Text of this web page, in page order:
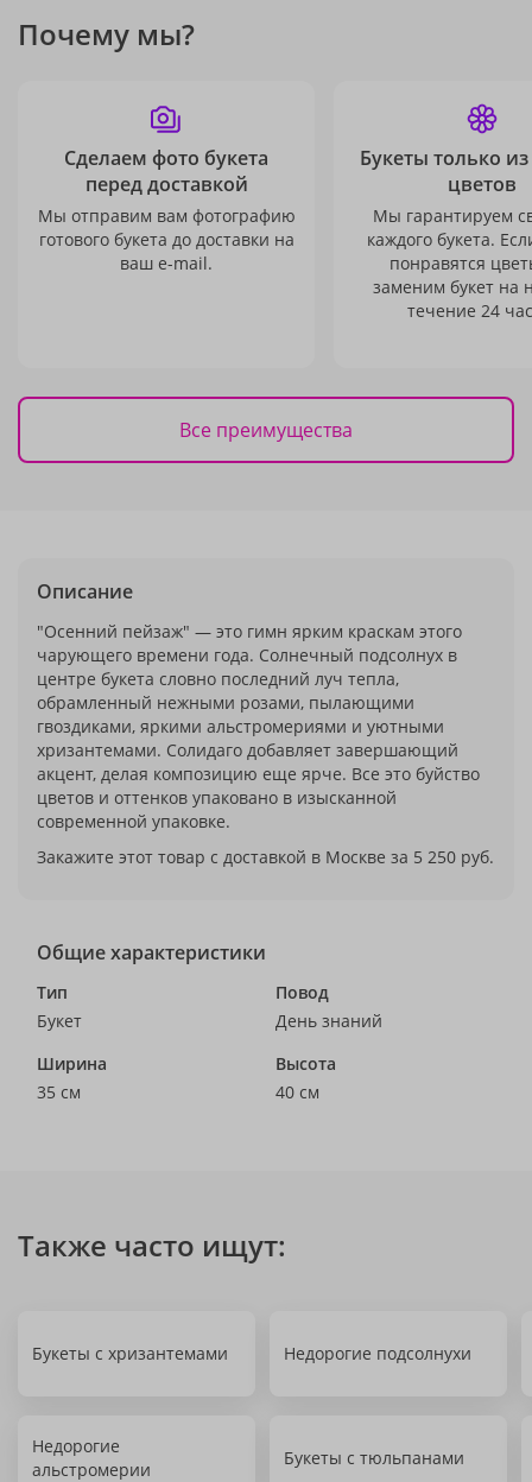
Почему мы?
Сделаем фото букета
перед доставкой
Мы отправим вам фотографию
готового букета до доставки на
ваш e-mail.
Букеты только
цветов
Мы гарантируем
каждого букета.
понравятся
заменим букет на
течение 24
Все преимущества
Описание
"Осенний пейзаж" — это гимн ярким краскам этого
чарующего времени года. Солнечный подсолнух в
центре букета словно последний луч тепла,
обрамленный нежными розами, пылающими
гвоздиками, яркими альстромериями и уютными
хризантемами. Солидаго добавляет завершающий
акцент, делая композицию еще ярче. Все это буйство
цветов и оттенков упаковано в изысканной
современной упаковке.
Закажите этот товар с доставкой в Москве за 5 250 руб.
Общие характеристики
Тип
Букет
Повод
День знаний
Ширина
35 см
Высота
40 см
Также часто ищут:
Букеты с хризантемами Недорогие подсолнухи
Недорогие
альстромерии
Букеты с тюльпанами